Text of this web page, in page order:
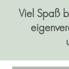
Viel Spaß